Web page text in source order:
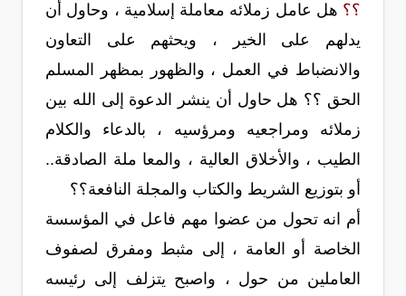
؟؟ هل عامل زملائه معاملة إسلامية ، وحاول أن
يدلهم على الخير ، ويحثهم على التعاون
والانضباط في العمل ، والظهور بمظهر المسلم
الحق ؟؟ هل حاول أن ينشر الدعوة إلى الله بين
زملائه ومراجعيه ومرؤسيه ، بالدعاء والكلام
الطيب ، والأخلاق العالية ، والمعا ملة الصادقة..
أو بتوزيع الشريط والكتاب والمجلة النافعة؟؟
أم انه تحول من عضوا مهم فاعل في المؤسسة
الخاصة أو العامة ، إلى مثبط ومفرق لصفوف
العاملين من حول ، واصبح يتزلف إلى رئيسه